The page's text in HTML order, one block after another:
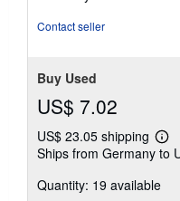
Contact seller
Buy Used
US$ 7.02
US$ 23.05 shipping
Ships from Germany to
Quantity: 19 available